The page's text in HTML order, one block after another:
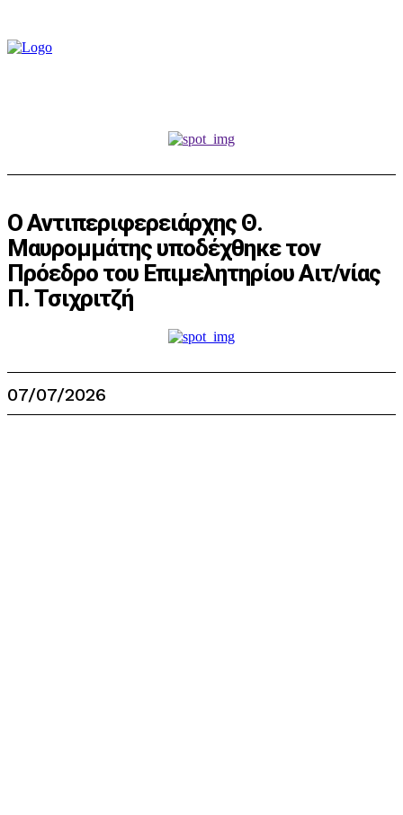
Ο Αντιπεριφερειάρχης Θ.
Μαυρομμάτης υποδέχθηκε τον
Πρόεδρο του Επιμελητηρίου Αιτ/νίας
Π. Τσιχριτζή
07/07/2026